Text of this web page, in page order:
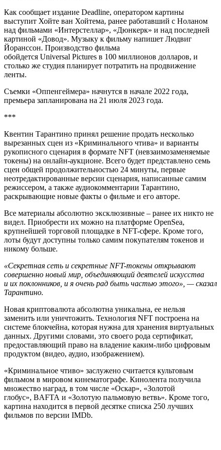
Как сообщает издание Deadline, оператором картины
выступит Хойте ван Хойтема, ранее работавший с Ноланом
над фильмами «Интерстеллар», «Дюнкерк» и над последней
картиной «Довод». Музыку к фильму напишет Людвиг
Йоранссон. Производство фильма
обойдется Universal Pictures в 100 миллионов долларов, и
столько же студия планирует потратить на продвижение
ленты.
Съемки «Оппенгеймера» начнутся в начале 2022 года,
премьера запланирована на 21 июля 2023 года.
***
Квентин Тарантино принял решение продать несколько
вырезанных сцен из «Криминального чтива» и варианты
рукописного сценария в формате NFT (невзаимозаменяемые
токены) на онлайн-аукционе. Всего будет представлено семь
сцен общей продолжительностью 24 минуты, первые
неотредактированные версии сценария, написанные самим
режиссером, а также аудиокомментарии Тарантино,
раскрывающие новые факты о фильме и его авторе.
Все материалы абсолютно эксклюзивные – ранее их никто не
видел. Приобрести их можно на платформе OpenSea,
крупнейшей торговой площадке в NFT-сфере. Кроме того,
лоты будут доступны только самим покупателям токенов и
никому больше.
«Секретная сеть и секретные NFT-токены открывают
совершенно новый мир, объединяющий деятелей искусства
и их поклонников, и я очень рад быть частью этого», — сказал
Тарантино.
Новая криптовалюта абсолютна уникальна, ее нельзя
заменить или уничтожить. Технология NFT построена на
системе блокчейна, которая нужна для хранения виртуальных
данных. Другими словами, это своего рода сертификат,
предоставляющий право на владение каким-либо цифровым
продуктом (видео, аудио, изображением).
«Криминальное чтиво» заслужено считается культовым
фильмом в мировом кинематографе. Кинолента получила
множество наград, в том числе «Оскар», «Золотой
глобус», BAFTA и «Золотую пальмовую ветвь». Кроме того,
картина находится в первой десятке списка 250 лучших
фильмов по версии IMDb.